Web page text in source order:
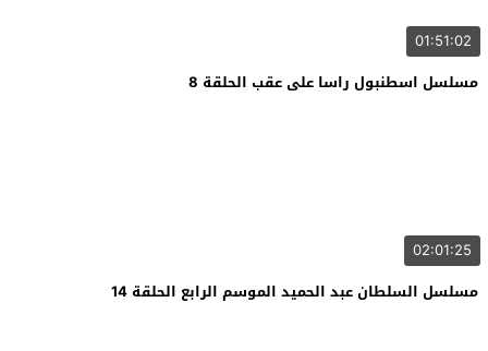
01:51:02
مسلسل اسطنبول راسا على عقب الحلقة 8
02:01:25
مسلسل السلطان عبد الحميد الموسم الرابع الحلقة 14